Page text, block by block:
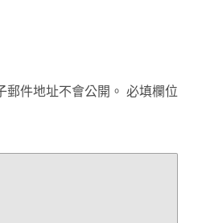
件地址不會公開。 必填欄位